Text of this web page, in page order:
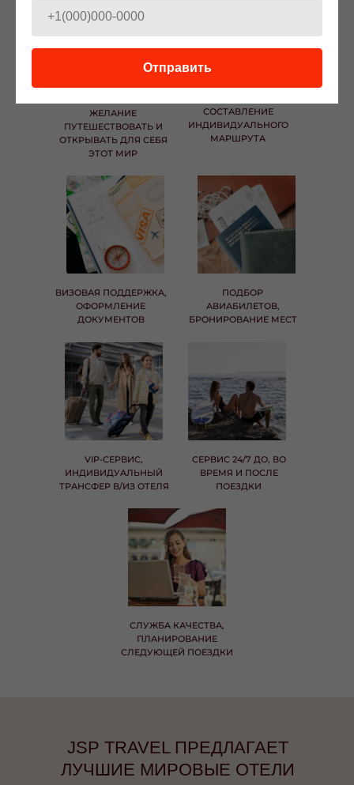
Отправить
ОСТАВИТЬ
ЖЕЛАНИЕ
ПУТЕШЕСТВОВАТЬ И
ОТКРЫВАТЬ ДЛЯ СЕБЯ
ЭТОТ МИР
СОСТАВЛЕНИЕ
ИНДИВИДУАЛЬНОГО
МАРШРУТА
ВИЗОВАЯ ПОДДЕРЖКА,
ОФОРМЛЕНИЕ
ДОКУМЕНТОВ
ПОДБОР
АВИАБИЛЕТОВ,
БРОНИРОВАНИЕ МЕСТ
VIP-СЕРВИС,
ИНДИВИДУАЛЬНЫЙ
ТРАНСФЕР В/ИЗ ОТЕЛЯ
СЕРВИС 24/7 ДО, ВО
ВРЕМЯ И ПОСЛЕ
ПОЕЗДКИ
СЛУЖБА КАЧЕСТВА,
ПЛАНИРОВАНИЕ
СЛЕДУЮЩЕЙ ПОЕЗДКИ
JSP TRAVEL ПРЕДЛАГАЕТ
ЛУЧШИЕ МИРОВЫЕ ОТЕЛИ